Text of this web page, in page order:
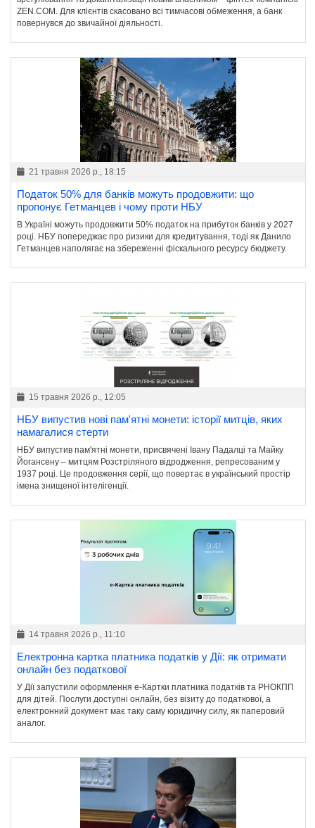
ZEN.COM. Для клієнтів скасовано всі тимчасові обмеження, а банк
повернувся до звичайної діяльності.
21 травня 2026 р., 18:15
Податок 50% для банків можуть продовжити: що
пропонує Гетманцев і чому проти НБУ
В Україні можуть продовжити 50% податок на прибуток банків у 2027
році. НБУ попереджає про ризики для кредитування, тоді як Данило
Гетманцев наполягає на збереженні фіскального ресурсу бюджету.
15 травня 2026 р., 12:05
НБУ випустив нові пам'ятні монети: історії митців, яких
намагалися стерти
НБУ випустив пам'ятні монети, присвячені Івану Падалці та Майку
Йогансену – митцям Розстріляного відродження, репресованим у
1937 році. Це продовження серії, що повертає в український простір
імена знищеної інтелігенції.
14 травня 2026 р., 11:10
Електронна картка платника податків у Дії: як отримати
онлайн без податкової
У Дії запустили оформлення е-Картки платника податків та РНОКПП
для дітей. Послуги доступні онлайн, без візиту до податкової, а
електронний документ має таку саму юридичну силу, як паперовий
аналог.